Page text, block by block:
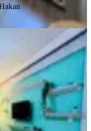
1+1 Daire
·09.08.2026